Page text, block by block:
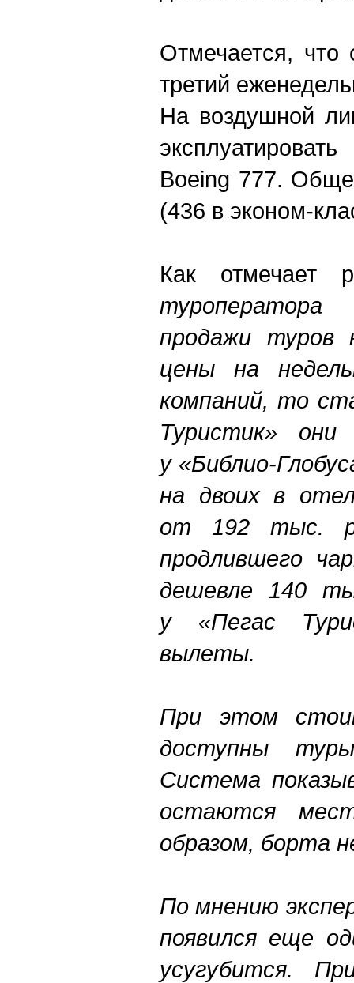
Отмечается, что
третий
На воздушной
Boeing 777.
(436 в эконом-
Как отмечает
продажи туров
цены на
компаний, то
Туристик»
у «Библио-
на двоих в
от 192 тыс.
продлившего
дешевле 140
у «Пегас
вылеты.
При этом
доступны
Система
остаются
образом, борта
По мнению
появился еще
усугубится.